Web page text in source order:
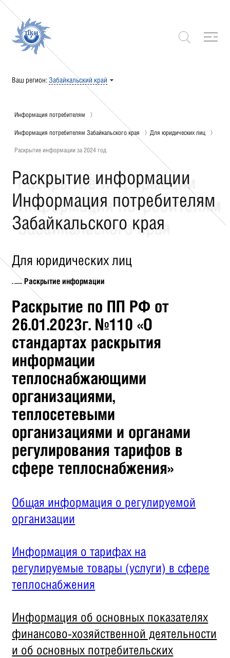
Ваш регион: Забайкальский край
Информация потребителям
Информация потребителям Забайкальского края Для юридических лиц
Раскрытие информации за 2024 год
Раскрытие информации
Информация потребителям
Забайкальского края
Для юридических лиц
Раскрытие информации
Раскрытие по ПП РФ от
26.01.2023г. №110 «О
стандартах раскрытия
информации
теплоснабжающими
организациями,
теплосетевыми
организациями и органами
регулирования тарифов в
сфере теплоснабжения»
Общая информация о регулируемой
организации
Информация о тарифах на
регулируемые товары (услуги) в сфере
теплоснабжения
Информация об основных показателях
финансово-хозяйственной деятельности
и об основных потребительских